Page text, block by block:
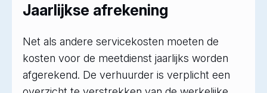
Jaarlijkse afrekening
Net als andere servicekosten moeten de
kosten voor de meetdienst jaarlijks worden
afgerekend. De verhuurder is verplicht een